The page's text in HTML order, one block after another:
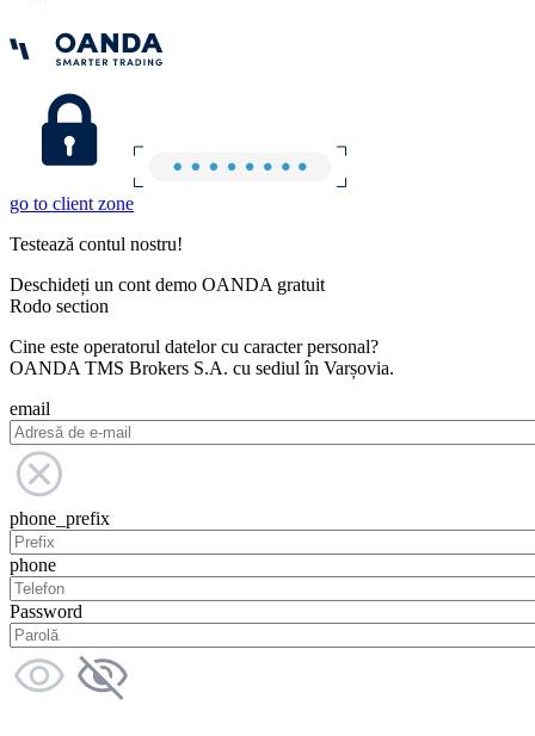
go to client zone
Testează contul nostru!
Deschideți un cont demo OANDA gratuit
Rodo section
Cine este operatorul datelor cu caracter personal?
OANDA TMS Brokers S.A. cu sediul în Varșovia.
email
phone_prefix
phone
Password